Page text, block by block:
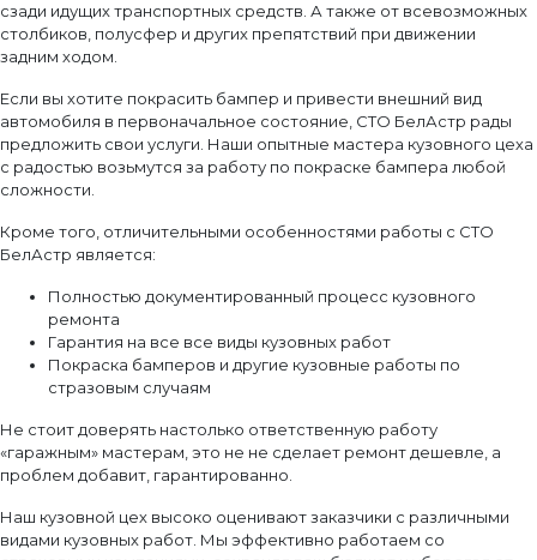
сзади идущих транспортных средств. А также от всевозможных
столбиков, полусфер и других препятствий при движении
задним ходом.
Если вы хотите покрасить бампер и привести внешний вид
автомобиля в первоначальное состояние, СТО БелАстр рады
предложить свои услуги. Наши опытные мастера кузовного цеха
с радостью возьмутся за работу по покраске бампера любой
сложности.
Кроме того, отличительными особенностями работы с СТО
БелАстр является:
Полностью документированный процесс кузовного
ремонта
Гарантия на все все виды кузовных работ
Покраска бамперов и другие кузовные работы по
стразовым случаям
Не стоит доверять настолько ответственную работу
«гаражным» мастерам, это не не сделает ремонт дешевле, а
проблем добавит, гарантированно.
Наш кузовной цех высоко оценивают заказчики с различными
видами кузовных работ. Мы эффективно работаем со